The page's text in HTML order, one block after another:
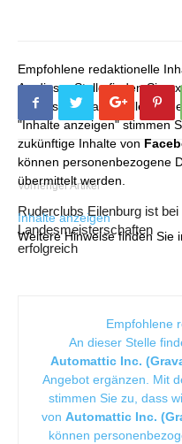
Empfohlene redaktionelle
An dieser Stelle finden Sie
die unser redaktionelles
"Inhalte anzeigen" stimmen
zukünftige Inhalte von
können personenbezogene
übermittelt werden.
Inhalte anzeigen
Weitere Hinweise finden Sie
Vorheriger Artikel
Ruderclubs Eilenburg ist bei
Landesmeisterschaften
erfolgreich
Empfohlene
An dieser Stelle
Automattic Inc.
Angebot ergänzen. Mit
stimmen Sie zu, dass
von Automattic Inc.
können